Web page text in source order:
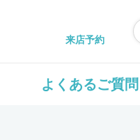
よくあるご質問
来店予約